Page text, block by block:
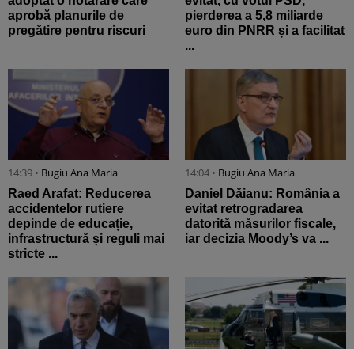
aprobă planurile de
pregătire pentru riscuri
pierderea a 5,8 miliarde
euro din PNRR și a facilitat
...
14:39 • Bugiu ⁠Ana Maria
Raed Arafat: Reducerea
accidentelor rutiere
depinde de educație,
infrastructură și reguli mai
stricte ...
14:04 • Bugiu ⁠Ana Maria
Daniel Dăianu: România a
evitat retrogradarea
datorită măsurilor fiscale,
iar decizia Moody’s va ...